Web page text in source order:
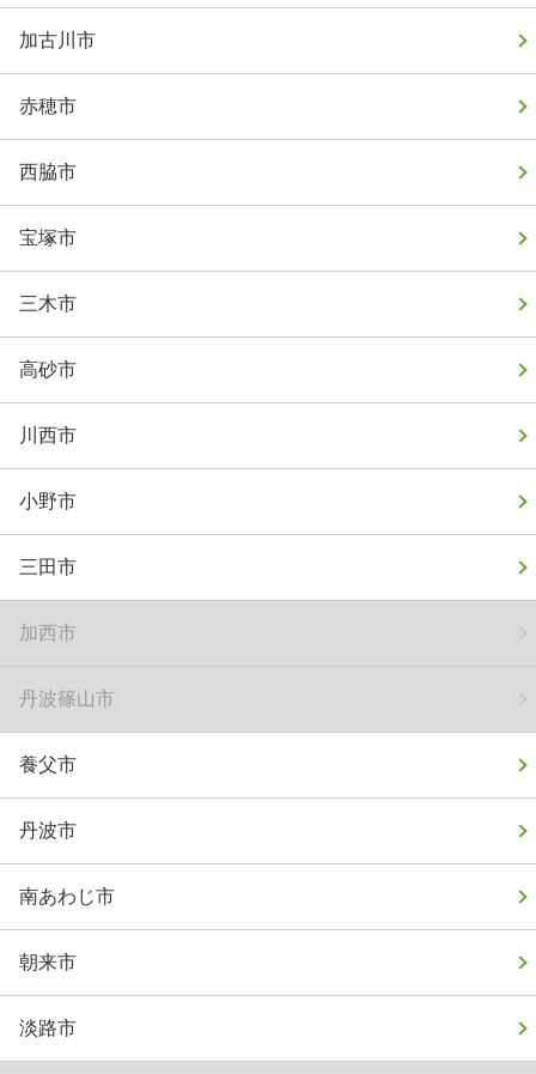
加古川市
赤穂市
西脇市
宝塚市
三木市
高砂市
川西市
小野市
三田市
加西市
丹波篠山市
養父市
丹波市
南あわじ市
朝来市
淡路市